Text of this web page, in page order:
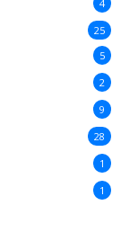
4
25
5
2
9
28
1
1